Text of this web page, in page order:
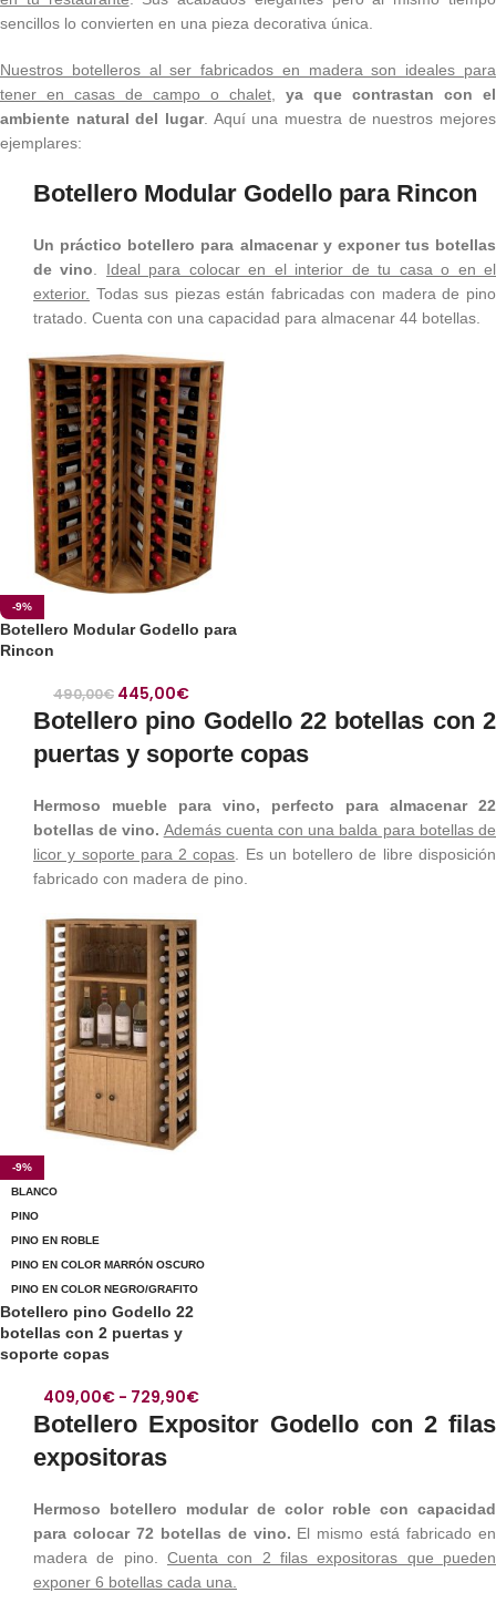
sencillos lo convierten en una pieza decorativa única.
Nuestros botelleros al ser fabricados en madera son ideales para
tener en casas de campo o chalet,
ya que contrastan con el
ambiente natural del lugar. Aquí una muestra de nuestros mejores
ejemplares:
Botellero Modular Godello para Rincon
Un práctico botellero para almacenar y exponer tus botellas
de vino
Ideal para colocar en el interior de tu casa o en el
exterior. Todas sus piezas están fabricadas con madera de pino
tratado. Cuenta con una capacidad para almacenar 44 botellas.
-9%
Botellero Modular Godello para
Rincon
490,00€ 445,00€
Botellero pino Godello 22 botellas con 2
puertas y soporte copas
Hermoso mueble para vino, perfecto para almacenar 22
botellas de vino. Además cuenta con una balda para botellas de
licor y soporte para 2 copas . Es un botellero de libre disposición
fabricado con madera de pino.
-9%
BLANCO
PINO
PINO EN ROBLE
PINO EN COLOR MARRÓN OSCURO
PINO EN COLOR NEGRO/GRAFITO
Botellero pino Godello 22
botellas con 2 puertas y
soporte copas
409,00€ - 729,90€
Botellero Expositor Godello con 2 filas
expositoras
Hermoso botellero modular de color roble con capacidad
para colocar 72 botellas de vino. El mismo está fabricado en
madera de pino. Cuenta con 2 filas expositoras que pueden
exponer 6 botellas cada una.